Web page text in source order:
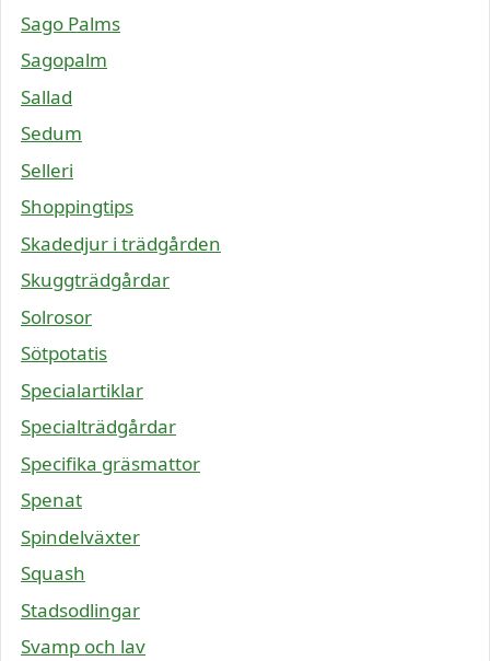
Sago Palms
Sagopalm
Sallad
Sedum
Selleri
Shoppingtips
Skadedjur i trädgården
Skuggträdgårdar
Solrosor
Sötpotatis
Specialartiklar
Specialträdgårdar
Specifika gräsmattor
Spenat
Spindelväxter
Squash
Stadsodlingar
Svamp och lav